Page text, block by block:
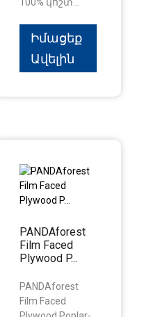
Իմացեք
Ավելին
PANDAforest
Film Faced
Plywood P...
PANDAforest
Film Faced